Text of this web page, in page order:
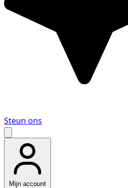
Steun ons
Mijn account